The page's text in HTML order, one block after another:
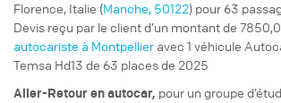
Florence, Italie (Manche, 50122) pour 63
Devis reçu par le client d’un montant de
autocariste à Montpellier avec 1 véhicule
Temsa Hd13 de 63 places de 2025
Aller-Retouren autocar, pour ungroupe